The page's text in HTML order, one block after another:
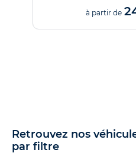
à partir de
Retrouvez nos
par filtre